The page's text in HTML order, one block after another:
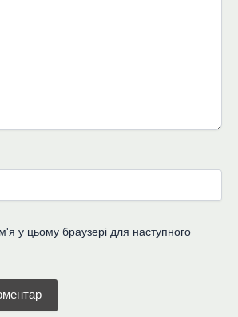
у цьому браузері для наступного